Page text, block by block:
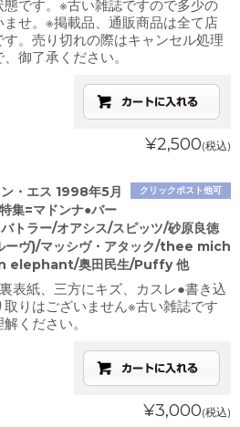
です。※古い雑誌ですので多少の
せ。※掲載品、通販商品は全て店
。売り切れの際はキャンセル処理
御了承ください。
¥2,500(税込)
クリックポスト他可
・エス 1998年5月
集=マドンナ●バー
トラー/オアシス/スピッツ/砂原良徳
ーヴ)/マッシヴ・アタック/thee mich
elephant/奥田民生/Puffy 他
表紙、三方にキズ、カスレ●書き込
取りはございません※古い雑誌です
ください。
¥3,000(税込)